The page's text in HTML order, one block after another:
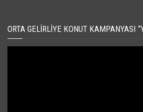
ORTA GELIRLIYE KONUT KAMPANYASI